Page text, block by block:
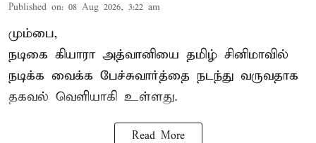
Published on: 08 Aug 2026, 3:22 am
மும்பை,
நடிகை கியாரா அத்வானியை தமிழ் சினிமாவில்
நடிக்க வைக்க பேச்சுவார்த்தை நடந்து வருவதாக
தகவல் வெளியாகி உள்ளது.
Read More